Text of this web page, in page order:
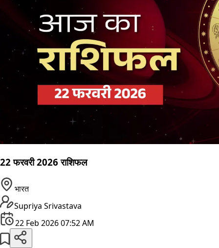
22 फरवरी 2026 राशिफल
भारत
Supriya Srivastava
22 Feb 2026 07:52 AM